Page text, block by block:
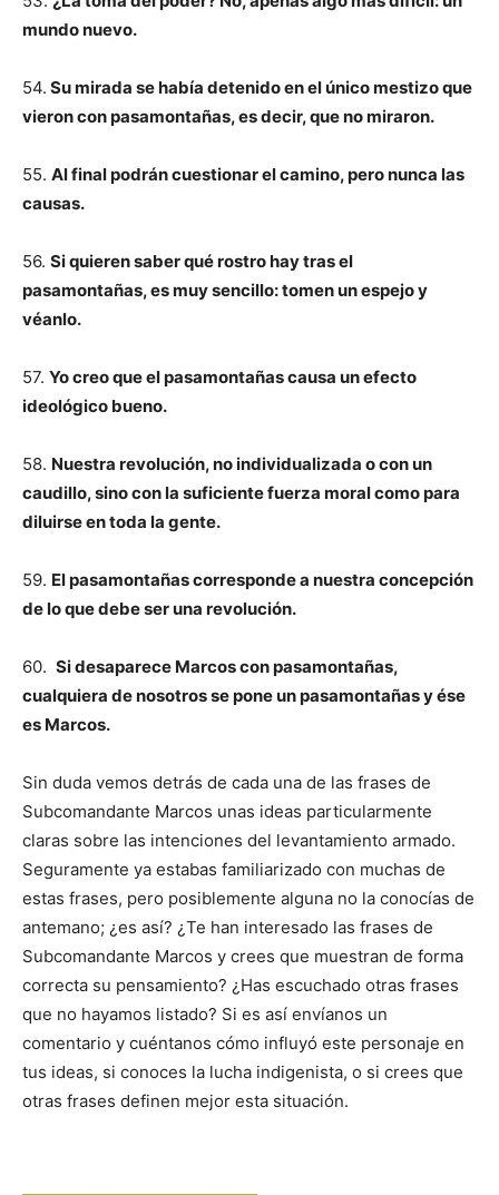
mundo nuevo.
54. Su mirada se había detenido en el único mestizo que
vieron con pasamontañas, es decir, que no miraron.
55. Al final podrán cuestionar el camino, pero nunca las
causas.
56. Si quieren saber qué rostro hay tras el
pasamontañas, es muy sencillo: tomen un espejo y
véanlo.
57. Yo creo que el pasamontañas causa un efecto
ideológico bueno.
58. Nuestra revolución, no individualizada o con un
caudillo, sino con la suficiente fuerza moral como para
diluirse en toda la gente.
59. El pasamontañas corresponde a nuestra concepción
de lo que debe ser una revolución.
60. Si desaparece Marcos con pasamontañas,
cualquiera de nosotros se pone un pasamontañas y ése
es Marcos.
Sin duda vemos detrás de cada una de las frases de
Subcomandante Marcos unas ideas particularmente
claras sobre las intenciones del levantamiento armado.
Seguramente ya estabas familiarizado con muchas de
estas frases, pero posiblemente alguna no la conocías de
antemano; ¿es así? ¿Te han interesado las frases de
Subcomandante Marcos y crees que muestran de forma
correcta su pensamiento? ¿Has escuchado otras frases
que no hayamos listado? Si es así envíanos un
comentario y cuéntanos cómo influyó este personaje en
tus ideas, si conoces la lucha indigenista, o si crees que
otras frases definen mejor esta situación.